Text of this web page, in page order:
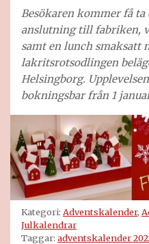
Besökaren kommer få
anslutning till fabriken,
samt en lunch smaksatt
lakritsrotsodlingen
Helsingborg.
bokningsbar från 1
Kategori: Adventskalender,
Julkalendrar
Taggar: adventskalender